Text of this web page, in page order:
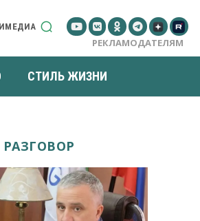
РЕКЛАМОДАТЕЛЯМ
СТИЛЬ ЖИЗНИ